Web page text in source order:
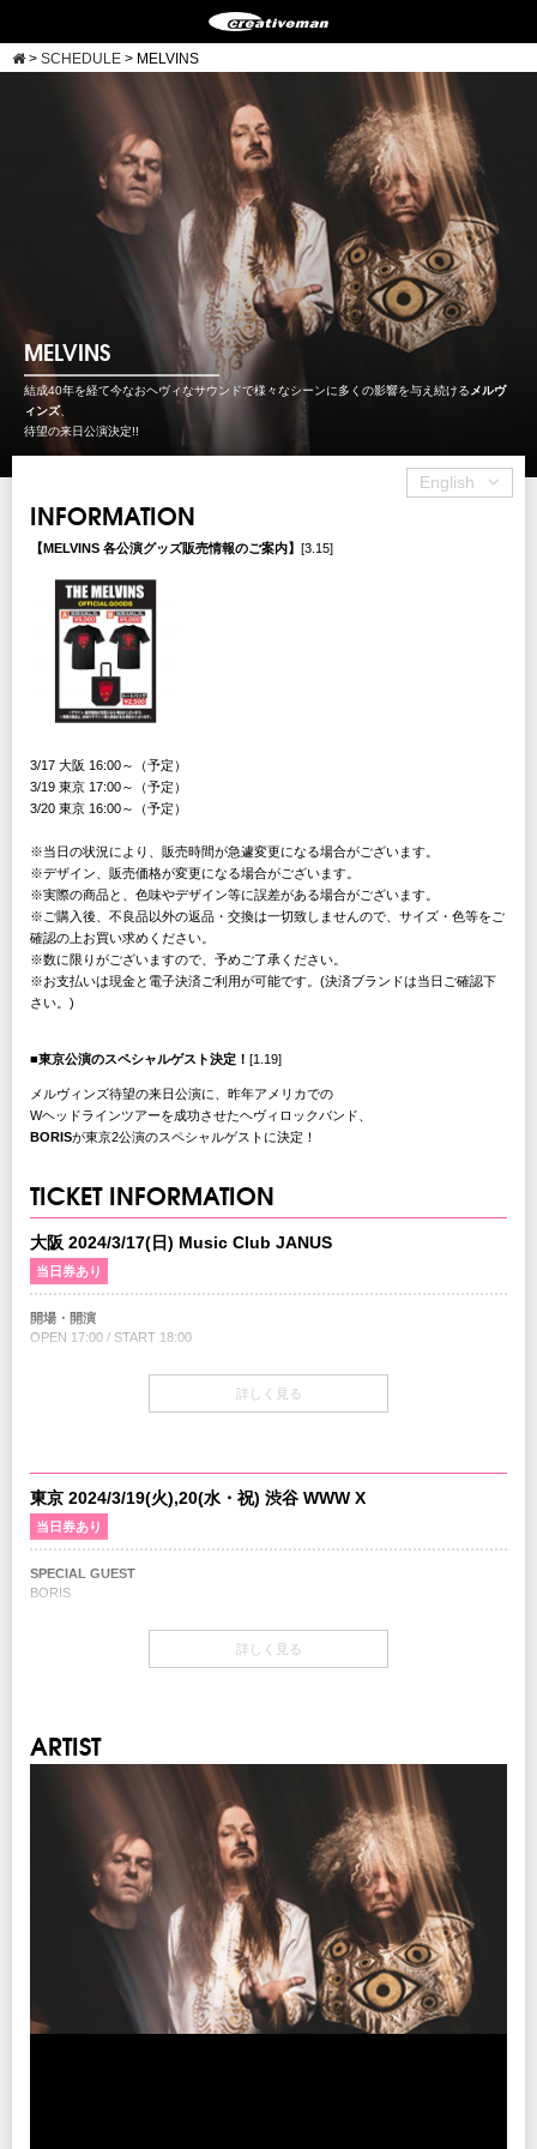
> SCHEDULE > MELVINS
MELVINS
結成40年を経て今なおヘヴィなサウンドで様々なシーンに多くの影響を与え続けるメルヴ
ィンズ、
待望の来日公演決定!!
English
INFORMATION
【MELVINS 各公演グッズ販売情報のご案内】 [3.15]
3/17 大阪 16:00～（予定）
3/19 東京 17:00～（予定）
3/20 東京 16:00～（予定）
※当日の状況により、販売時間が急遽変更になる場合がございます。
※デザイン、販売価格が変更になる場合がございます。
※実際の商品と、色味やデザイン等に誤差がある場合がございます。
※ご購入後、不良品以外の返品・交換は一切致しませんので、サイズ・色等をご
確認の上お買い求めください。
※数に限りがございますので、予めご了承ください。
※お支払いは現金と電子決済ご利用が可能です。(決済ブランドは当日ご確認下
さい。)
■東京公演のスペシャルゲスト決定！ [1.19]
メルヴィンズ待望の来日公演に、昨年アメリカでの
Wヘッドラインツアーを成功させたヘヴィロックバンド、
BORISが東京2公演のスペシャルゲストに決定！
TICKET INFORMATION
大阪 2024/3/17(日) Music Club JANUS
当日券あり
開場・開演
OPEN 17:00 / START 18:00
￥8,500-(税込/All Standing/1Drink別)
チケット発売日
12/23(土)10:00am～
チケット先行
クリエイティブマン モバイル 会員先行
※未就学児(6歳未満)のご入場をお断りさせていただきます。
0570-200-888
企画・制作・招聘：クリエイティブマンプロダクション
詳しく見る
東京 2024/3/19(火),20(水・祝) 渋谷 WWW X
当日券あり
SPECIAL GUEST
BORIS
3/19(火) OPEN 18:00 / START 19:00
3/19(火)
18:00～当日券売場にて販売
￥9,500-(税込/All Standing/1Drink別)
17:00～当日券売場にて販売
￥9,500-(税込/All Standing/1Drink別)
￥8,500-(税込/All Standing/1Drink別)
チケット先行
詳しく見る
ARTIST